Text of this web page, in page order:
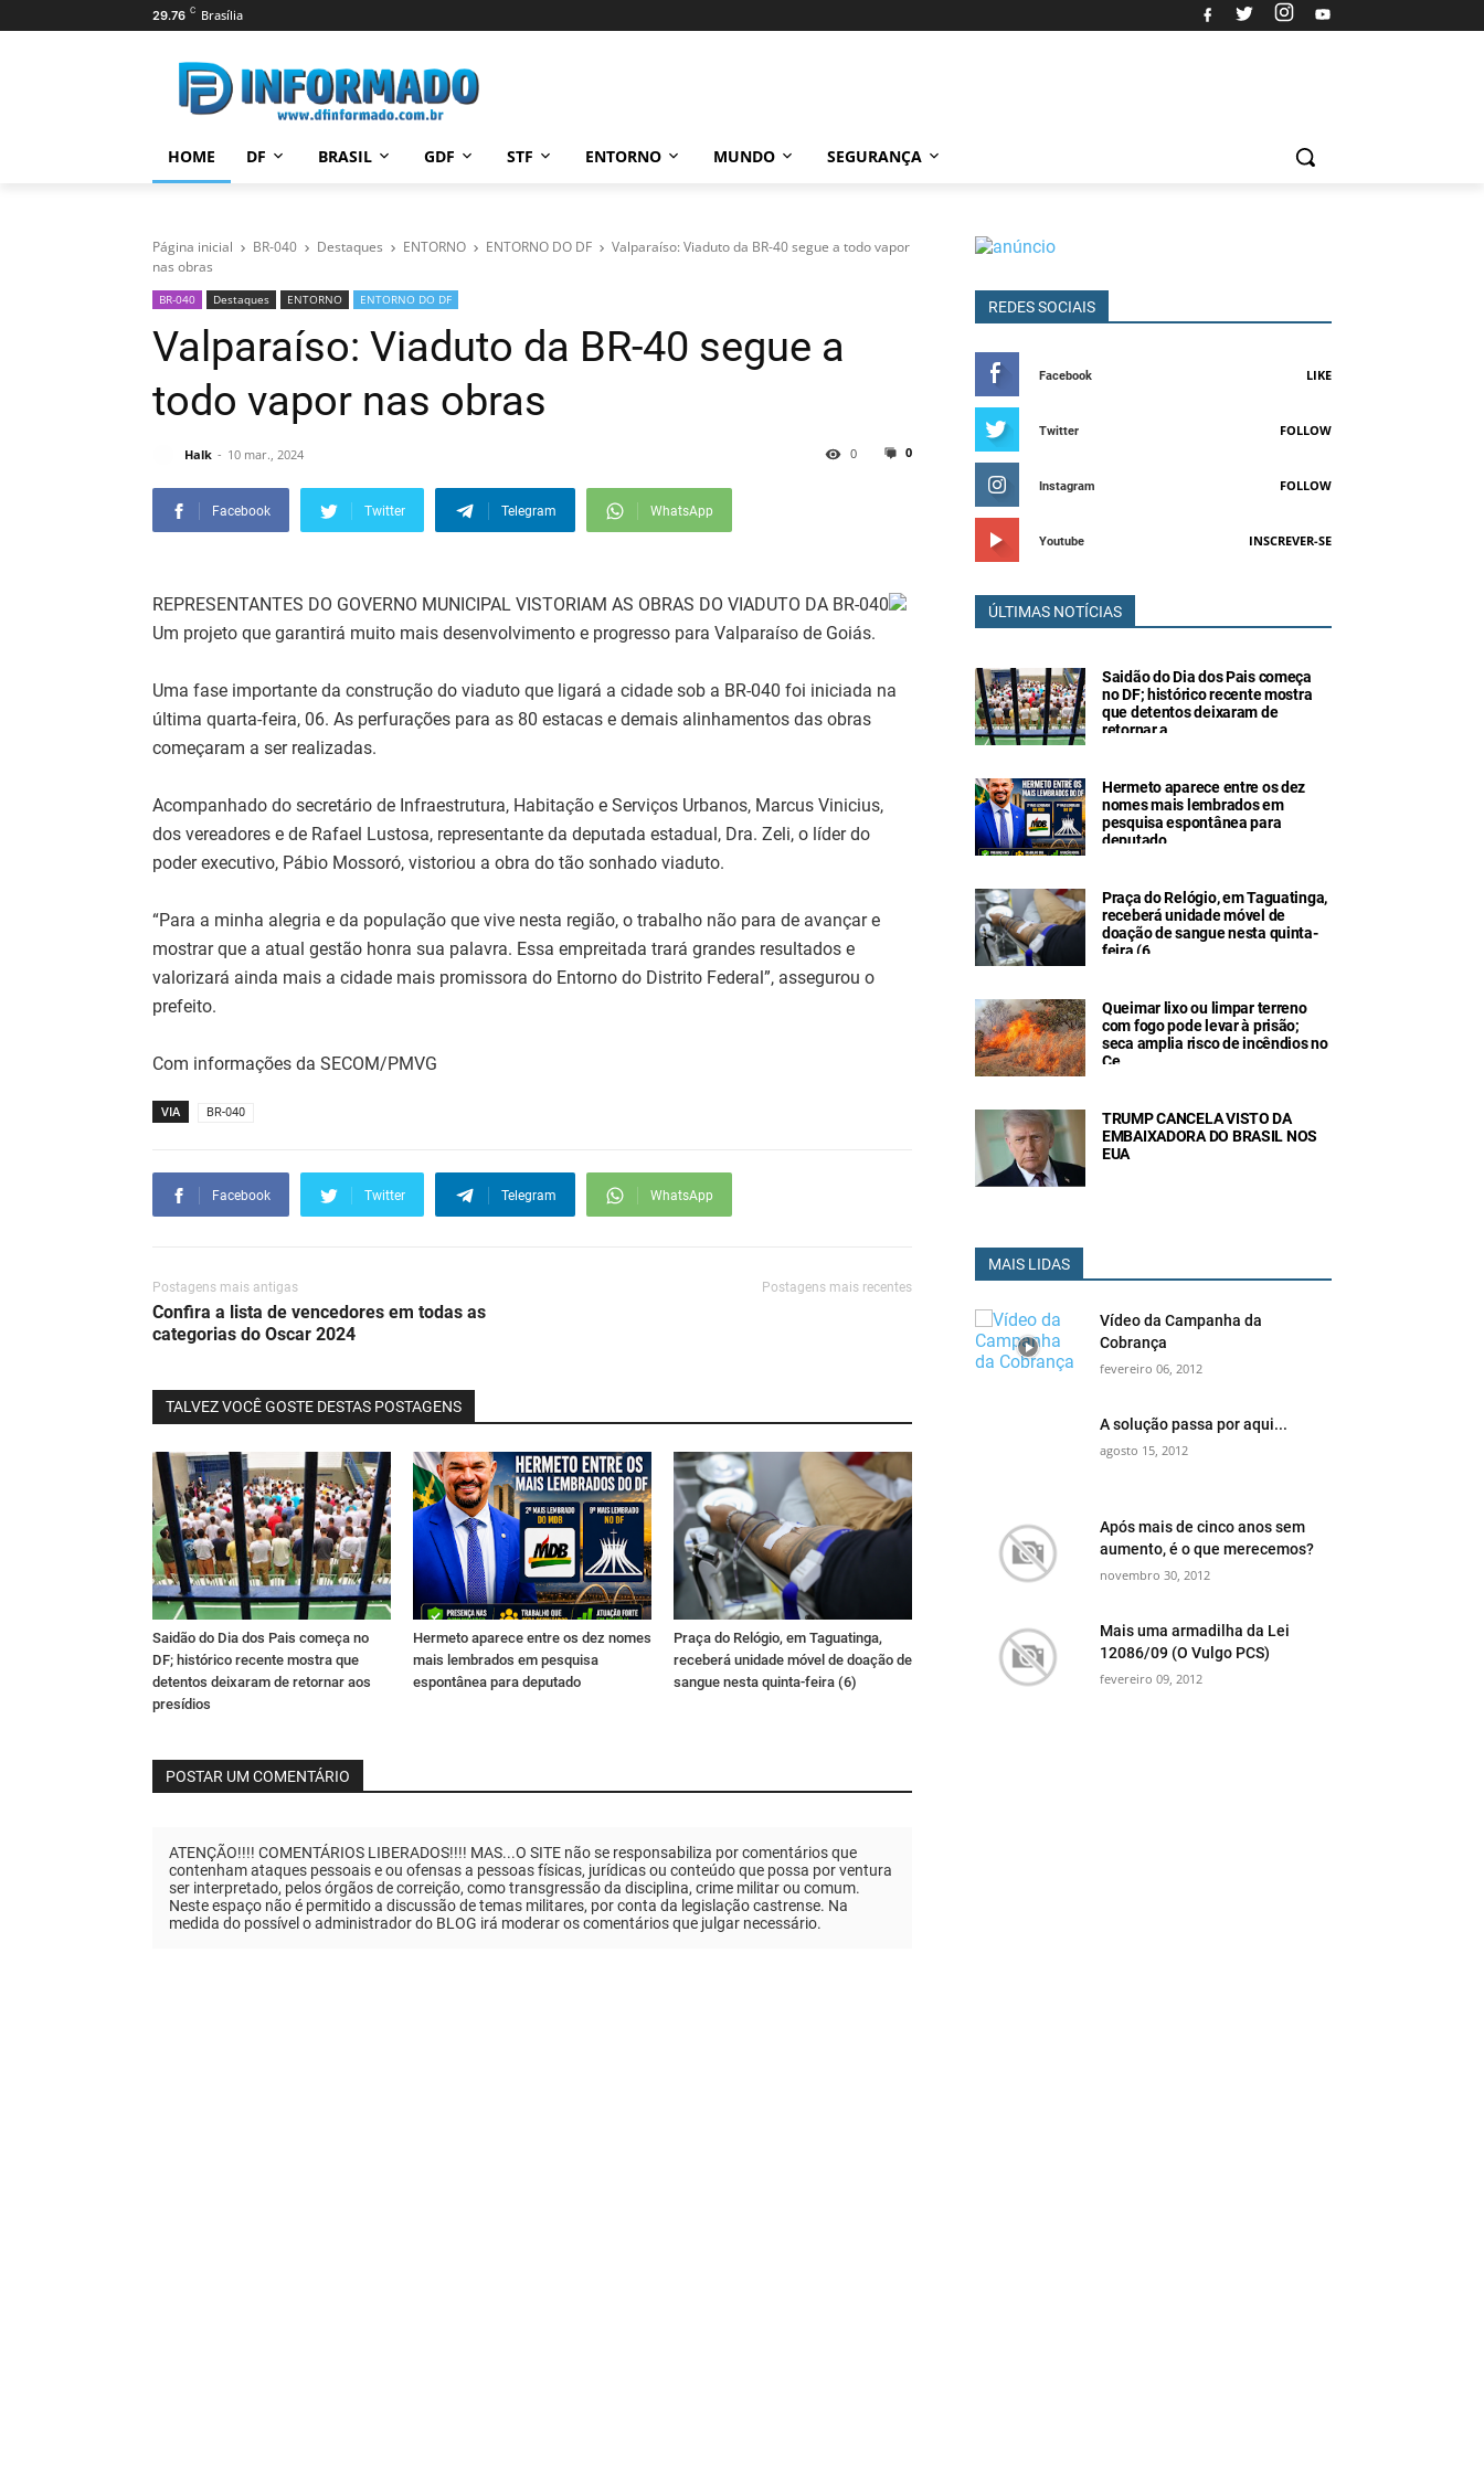
29.76 C Brasília
HOME DF BRASIL GDF STF ENTORNO MUNDO SEGURANÇA
Página inicial BR-040 Destaques ENTORNO ENTORNO DO DF
Valparaíso: Viaduto da BR-40 segue a todo vapor
nas obras
BR-040 Destaques ENTORNO ENTORNO DO DF
Valparaíso: Viaduto da BR-40 segue a
todo vapor nas obras
Halk 10 mar., 2024 0
0
Facebook Twitter Telegram WhatsApp
REPRESENTANTES DO GOVERNO MUNICIPAL VISTORIAM AS OBRAS DO VIADUTO DA BR-040
Um projeto que garantirá muito mais desenvolvimento e progresso para Valparaíso de Goiás.
Uma fase importante da construção do viaduto que ligará a cidade sob a BR-040 foi iniciada na
última quarta-feira, 06. As perfurações para as 80 estacas e demais alinhamentos das obras
começaram a ser realizadas.
Acompanhado do secretário de Infraestrutura, Habitação e Serviços Urbanos, Marcus Vinicius,
dos vereadores e de Rafael Lustosa, representante da deputada estadual, Dra. Zeli, o líder do
poder executivo, Pábio Mossoró, vistoriou a obra do tão sonhado viaduto.
“Para a minha alegria e da população que vive nesta região, o trabalho não para de avançar e
mostrar que a atual gestão honra sua palavra. Essa empreitada trará grandes resultados e
valorizará ainda mais a cidade mais promissora do Entorno do Distrito Federal”, assegurou o
prefeito.
Com informações da SECOM/PMVG
VIA BR-040
Facebook Twitter Telegram WhatsApp
Postagens mais antigas
Confira a lista de vencedores em todas as
categorias do Oscar 2024
Postagens mais recentes
TALVEZ VOCÊ GOSTE DESTAS POSTAGENS
Saidão do Dia dos Pais começa no
DF; histórico recente mostra que
detentos deixaram de retornar aos
presídios
Hermeto aparece entre os dez nomes
mais lembrados em pesquisa
espontânea para deputado
Praça do Relógio, em Taguatinga,
receberá unidade móvel de doação de
sangue nesta quinta-feira (6)
POSTAR UM COMENTÁRIO
ATENÇÃO!!!! COMENTÁRIOS LIBERADOS!!!! MAS...O SITE não se responsabiliza por comentários que
contenham ataques pessoais e ou ofensas a pessoas físicas, jurídicas ou conteúdo que possa por ventura
ser interpretado, pelos órgãos de correição, como transgressão da disciplina, crime militar ou comum.
Neste espaço não é permitido a discussão de temas militares, por conta da legislação castrense. Na
medida do possível o administrador do BLOG irá moderar os comentários que julgar necessário.
REDES SOCIAIS
Facebook LIKE
Twitter FOLLOW
Instagram FOLLOW
Youtube INSCREVER-SE
ÚLTIMAS NOTÍCIAS
Saidão do Dia dos Pais começa
no DF; histórico recente mostra
que detentos deixaram de
retornar a
Hermeto aparece entre os dez
nomes mais lembrados em
pesquisa espontânea para
deputado
Praça do Relógio, em Taguatinga,
receberá unidade móvel de
doação de sangue nesta quinta-
feira (6
Queimar lixo ou limpar terreno
com fogo pode levar à prisão;
seca amplia risco de incêndios no
Ce
TRUMP CANCELA VISTO DA
EMBAIXADORA DO BRASIL NOS
EUA
MAIS LIDAS
Vídeo da Campanha da
Cobrança
fevereiro 06, 2012
A solução passa por aqui...
agosto 15, 2012
Após mais de cinco anos sem
aumento, é o que merecemos?
novembro 30, 2012
Mais uma armadilha da Lei
12086/09 (O Vulgo PCS)
fevereiro 09, 2012